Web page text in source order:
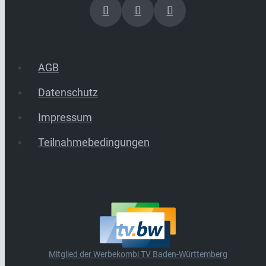
AGB
Datenschutz
Impressum
Teilnahmebedingungen
Mitglied der Werbekombi TV Baden-Württemberg